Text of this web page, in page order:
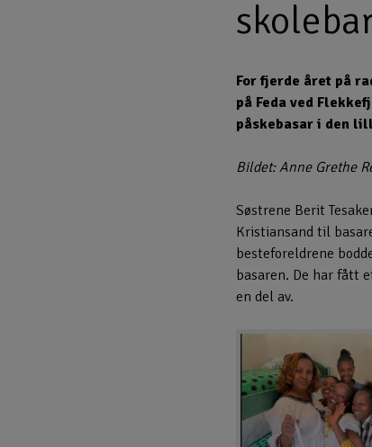
For fjerde året på
på Feda ved
påskebasar i den
Bildet: Anne Grethe
Søstrene Berit
Kristiansand til
besteforeldrene
basaren. De har fått
en del av.